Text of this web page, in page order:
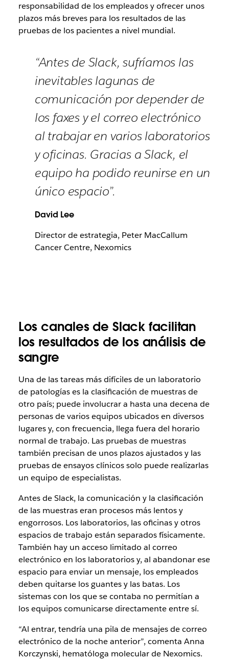
responsabilidad de los empleados y ofrecer unos
plazos más breves para los resultados de las
pruebas de los pacientes a nivel mundial.
“Antes de Slack, sufríamos las
inevitables lagunas de
comunicación por depender de
los faxes y el correo electrónico
al trabajar en varios laboratorios
y oficinas. Gracias a Slack, el
equipo ha podido reunirse en un
único espacio”.
David Lee
Director de estrategia, Peter MacCallum
Cancer Centre, Nexomics
Los canales de Slack facilitan
los resultados de los análisis de
sangre
Una de las tareas más difíciles de un laboratorio
de patologías es la clasificación de muestras de
otro país; puede involucrar a hasta una decena de
personas de varios equipos ubicados en diversos
lugares y, con frecuencia, llega fuera del horario
normal de trabajo. Las pruebas de muestras
también precisan de unos plazos ajustados y las
pruebas de ensayos clínicos solo puede realizarlas
un equipo de especialistas.
Antes de Slack, la comunicación y la clasificación
de las muestras eran procesos más lentos y
engorrosos. Los laboratorios, las oficinas y otros
espacios de trabajo están separados físicamente.
También hay un acceso limitado al correo
electrónico en los laboratorios y, al abandonar ese
espacio para enviar un mensaje, los empleados
deben quitarse los guantes y las batas. Los
sistemas con los que se contaba no permitían a
los equipos comunicarse directamente entre sí.
“Al entrar, tendría una pila de mensajes de correo
electrónico de la noche anterior”, comenta Anna
Korczynski, hematóloga molecular de Nexomics.